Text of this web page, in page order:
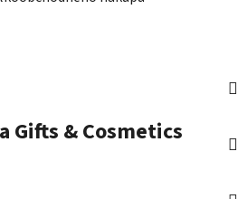
Gifts & Cosmetics